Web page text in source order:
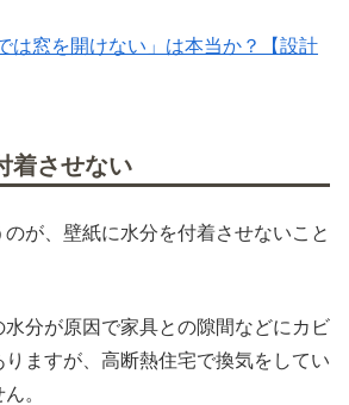
は窓を開けない」は本当か？【設計
着させない
が、壁紙に水分を付着させないこと
分が原因で家具との隙間などにカビ
ますが、高断熱住宅で換気をしてい
。